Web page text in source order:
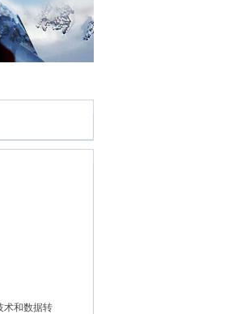
术和数据转